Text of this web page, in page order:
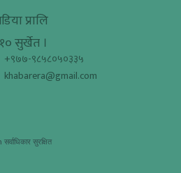
प्रालि
सुर्खेत ।
+९७७-९८५८०५०३३५
khabarera@gmail.com
सुरक्षित